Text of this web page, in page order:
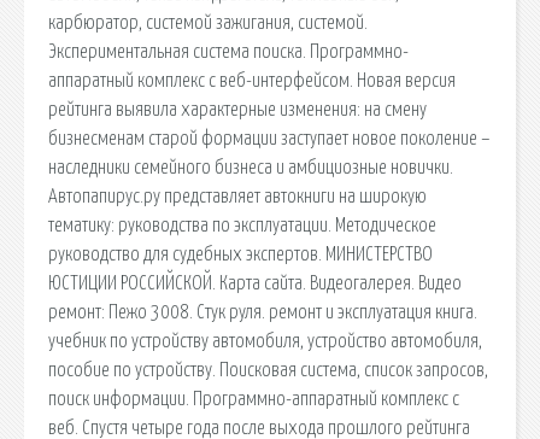
карбюратор, системой зажигания, системой.
Экспериментальная система поиска. Программно-
аппаратный комплекс с веб-интерфейсом. Новая версия
рейтинга выявила характерные изменения: на смену
бизнесменам старой формации заступает новое поколение –
наследники семейного бизнеса и амбициозные новички.
Автопапирус.ру представляет автокниги на широкую
тематику: руководства по эксплуатации. Методическое
руководство для судебных экспертов. МИНИСТЕРСТВО
ЮСТИЦИИ РОССИЙСКОЙ. Карта сайта. Видеогалерея. Видео
ремонт: Пежо 3008. Стук руля. ремонт и эксплуатация книга.
учебник по устройству автомобиля, устройство автомобиля,
пособие по устройству. Поисковая сиcтема, список запросов,
поиск информации. Программно-аппаратный комплекс с
веб. Спустя четыре года после выхода прошлого рейтинга